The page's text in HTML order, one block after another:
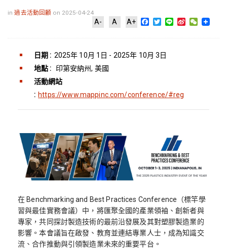
in過去活動回顧 on 2025-04-24
A- A A+ Facebook
Twitter
Line Sina WeChat
日期 : 2025年 10月 1日 - 2025年 10月 3日
地點 :
印第安納州, 美國
活動網站
: https://www.mappinc.com/conference/#reg
在 Benchmarking and Best Practices Conference（標竿學
習與最佳實務會議）中，將匯聚全國的產業領袖、創新者與
專家，共同探討製造技術的最前沿發展及其對塑膠製造業的
影響。本會議旨在啟發、教育並連結專業人士，成為知識交
流、合作推動與引領製造業未來的重要平台。